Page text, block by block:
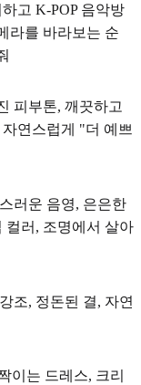
고 K-POP 음악방
라를 바라보는 순
피부톤, 깨끗하고
연스럽게 "더 예쁘
러운 음영, 은은한
컬러, 조명에서 살아
조, 정돈된 결, 자연
이는 드레스, 크리